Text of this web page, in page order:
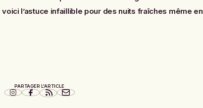
l’astuce infaillible pour des nuits fraîches même en
PARTAGER L'ARTICLE